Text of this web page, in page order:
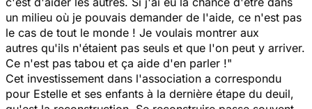
un milieu où je pouvais demander de l'aide, ce n'est pas
le cas de tout le monde ! Je voulais montrer aux
autres qu'ils n'étaient pas seuls et que l'on peut y arriver.
Ce n'est pas tabou et ça aide d'en parler !"
Cet investissement dans l'association a correspondu
pour Estelle et ses enfants à la dernière étape du deuil,